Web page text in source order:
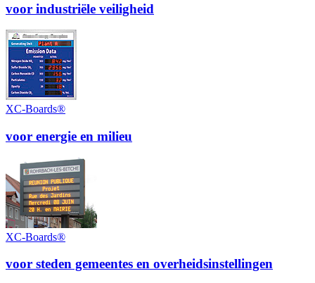
voor industriële veiligheid
XC-Boards®
voor energie en milieu
XC-Boards®
voor steden gemeentes en overheidsinstellingen